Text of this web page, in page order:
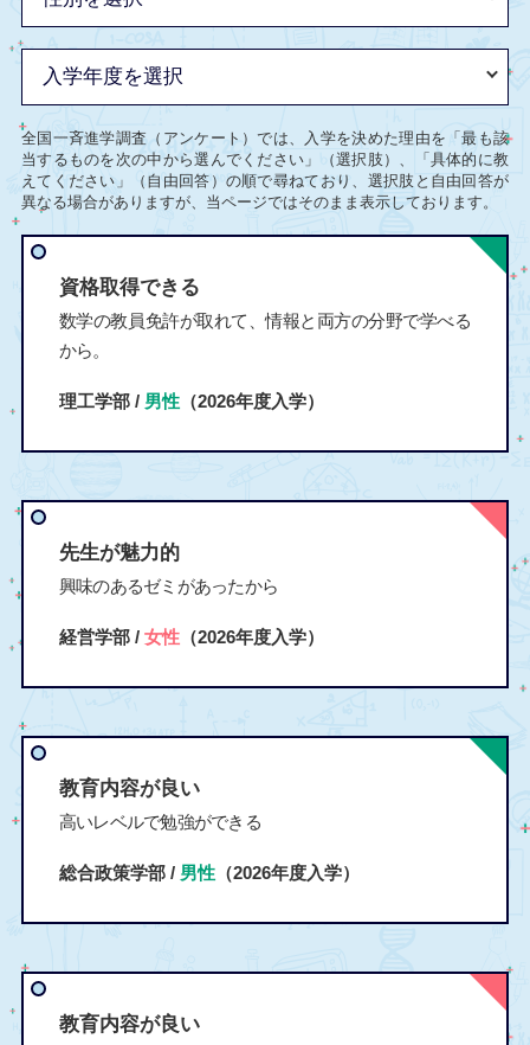
全国一斉進学調査（アンケート）では、入学を決めた理由を「最も該
当するものを次の中から選んでください」（選択肢）、「具体的に教
えてください」（自由回答）の順で尋ねており、選択肢と自由回答が
異なる場合がありますが、当ページではそのまま表示しております。
資格取得できる
数学の教員免許が取れて、情報と両方の分野で学べる
から。
理工学部 / 男性（2026年度入学）
先生が魅力的
興味のあるゼミがあったから
経営学部 / 女性（2026年度入学）
教育内容が良い
高いレベルで勉強ができる
総合政策学部 / 男性（2026年度入学）
教育内容が良い